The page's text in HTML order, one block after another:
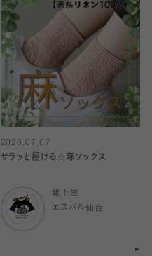
2026.07.07
サラッと履ける☆麻ソックス
靴下屋
エスパル仙台